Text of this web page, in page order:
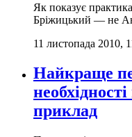
Як показує
Бріжицький — не
11 листопада 2010,
Найкраще
приклад